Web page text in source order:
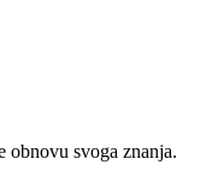
obnovu svoga znanja.